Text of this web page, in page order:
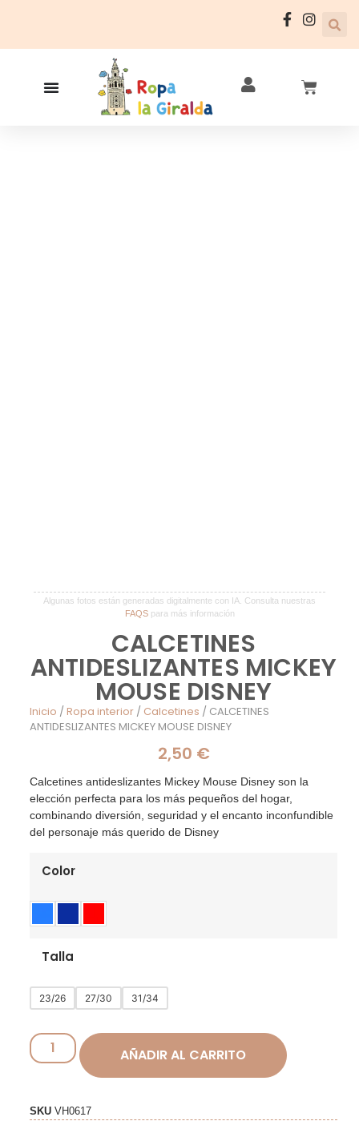
Algunas fotos están generadas digitalmente con IA. Consulta nuestras
FAQSpara más información
CALCETINES
ANTIDESLIZANTES MICKEY
MOUSE DISNEY
Inicio /Ropa interior/ Calcetines / CALCETINES
ANTIDESLIZANTES MICKEY MOUSE DISNEY
2,50 €
Calcetines antideslizantes Mickey Mouse Disney son la
elección perfecta para los más pequeños del hogar,
combinando diversión, seguridad y el encanto inconfundible
del personaje más querido de Disney
Color
Talla
23/26 27/30 31/34
AÑADIR AL CARRITO
SKU VH0617